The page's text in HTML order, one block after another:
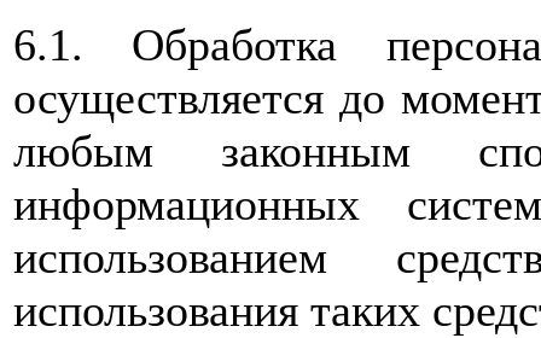
6.1. Обработка
осуществляется до
любым законным
информационных
использованием
использования таких